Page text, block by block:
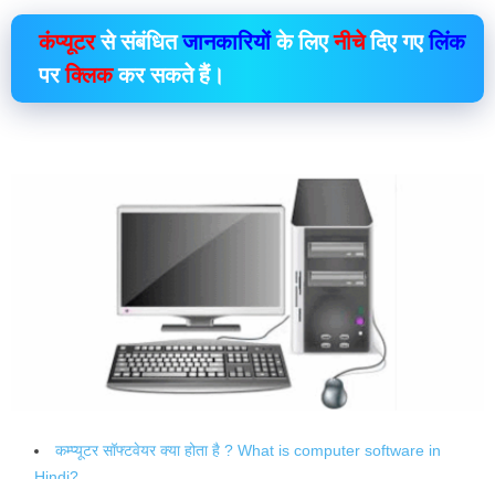
कंप्यूटरसे संबंधितजानकारियोंके लिएनीचेदिए गएलिंक
परक्लिककर सकते हैं।
कम्प्यूटर सॉफ्टवेयर क्या होता है ? What is computer software in